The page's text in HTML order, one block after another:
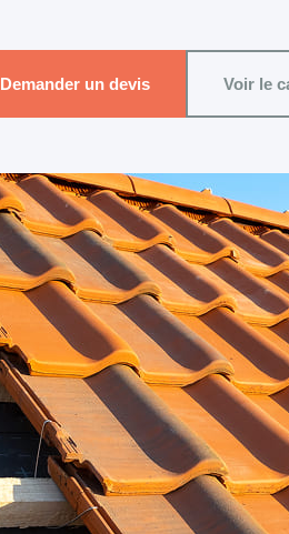
Demander un devis Voir le